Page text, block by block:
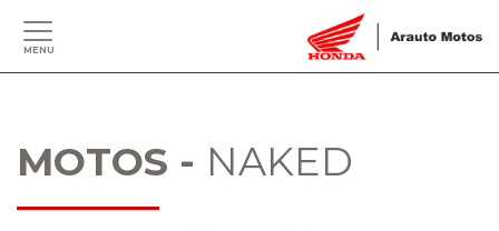
MENU
MOTOS - NAKED